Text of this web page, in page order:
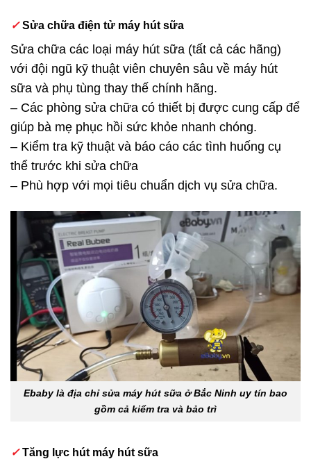
✓Sửa chữa điện tử máy hút sữa
Sửa chữa các loại máy hút sữa (tất cả các hãng)
với đội ngũ kỹ thuật viên chuyên sâu về máy hút
sữa và phụ tùng thay thế chính hãng.
– Các phòng sửa chữa có thiết bị được cung cấp để
giúp bà mẹ phục hồi sức khỏe nhanh chóng.
– Kiểm tra kỹ thuật và báo cáo các tình huống cụ
thể trước khi sửa chữa
– Phù hợp với mọi tiêu chuẩn dịch vụ sửa chữa.
Ebaby là địa chỉ sửa máy hút sữa ở Bắc Ninh uy tín bao
gồm cả kiểm tra và bảo trì
✓Tăng lực hút máy hút sữa